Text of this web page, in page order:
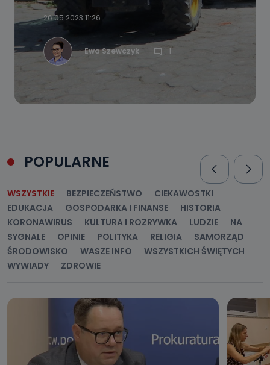
26.05.2023 11:26
Ewa Szewczyk 1
POPULARNE
WSZYSTKIE BEZPIECZEŃSTWO
CIEKAWOSTKI
EDUKACJA
GOSPODARKA I FINANSE
HISTORIA
KORONAWIRUS
KULTURA I ROZRYWKA LUDZIE
NA
SYGNALE
OPINIE POLITYKA RELIGIA
SAMORZĄD
ŚRODOWISKO
WASZE INFO
WSZYSTKICH ŚWIĘTYCH
WYWIADY
ZDROWIE